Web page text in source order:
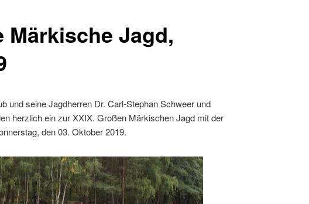
Märkische Jagd,
und seine Jagdherren Dr. Carl-Stephan Schweer und
herzlich ein zur XXIX. Großen Märkischen Jagd mit der
den 03. Oktober 2019.